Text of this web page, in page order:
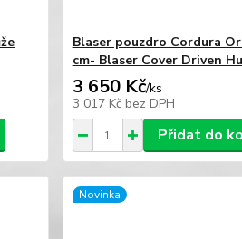
Blaser pouzdro Cordura
cm- Blaser Cover Driven
3 650 Kč/ks
3 017 Kč bez DPH
Přidat do
Novinka